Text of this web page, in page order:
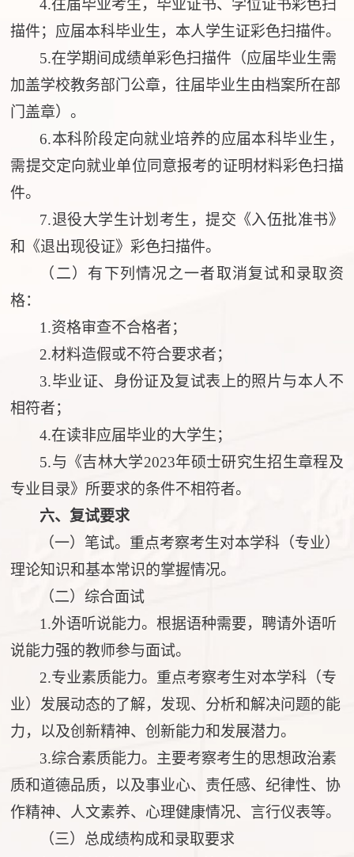
4.往届毕业考生， 毕业证书、 学位证书彩色扫
描件；应届本科毕业生， 本人学生证彩色扫描件。
5.在学期间成绩单彩色扫描件（应届毕业生需
加盖学校教务部门公章，往届毕业生由档案所在部
门盖章）。
6.本科阶段定向就业培养的应届本科毕业生，
需提交定向就业单位同意报考的证明材料彩色扫描
件。
7.退役大学生计划考生，提交《入伍批准书》
和《退出现役证》彩色扫描件。
（二）有下列情况之一者取消复试和录取资
格：
1.资格审查不合格者；
2.材料造假或不符合要求者；
3.毕业证、身份证及复试表上的照片与本人不
相符者；
4.在读非应届毕业的大学生；
5.与《吉林大学2023年硕士研究生招生章程及
专业目录》所要求的条件不相符者。
六、复试要求
（一） 笔试。 重点考察考生对本学科（专业）
理论知识和基本常识的掌握情况。
（二）综合面试
1.外语听说能力。根据语种需要，聘请外语听
说能力强的教师参与面试。
2.专业素质能力。重点考察考生对本学科（专
业）发展动态的了解，发现、分析和解决问题的能
力，以及创新精神、创新能力和发展潜力。
3.综合素质能力。主要考察考生的思想政治素
质和道德品质，以及事业心、责任感、纪律性、协
作精神、人文素养、心理健康情况、言行仪表等。
（三）总成绩构成和录取要求